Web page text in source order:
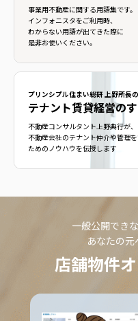
事業用不動産に関する用語集です。
インフォニスタをご利用時、
わからない用語が出てきた際に
是非お使いください。
プリンシプル住まい総研 上野所長の
テナント賃貸経営の
不動産コンサルタント上野典行が、
不動産会社のテナント仲介や管理を
ためのノウハウを伝授します
一般公開でき
あなたの元
店舗物件